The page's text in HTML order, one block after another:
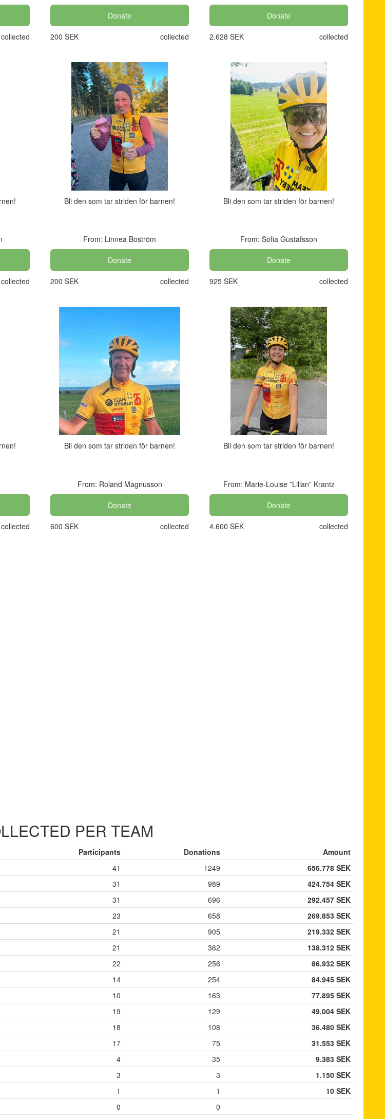
collected
Donate
200 SEK collected
Donate
2.628 SEK collected
collected
Bli den som tar striden för barnen!
From: Linnea Boström
Donate
200 SEK collected
Bli den som tar striden för barnen!
From: Sofia Gustafsson
Donate
925 SEK collected
collected
Bli den som tar striden för barnen!
From: Roland Magnusson
Donate
600 SEK collected
Bli den som tar striden för barnen!
From: Marie-Louise ”Lillan” Krantz
Donate
4.600 SEK collected
PER TEAM
Participants Donations
Amount
41 1249
656.778 SEK
31 989
424.754 SEK
31 696
292.457 SEK
23 658
269.853 SEK
21 905
219.332 SEK
21 362
138.312 SEK
22 256
86.932 SEK
14 254
84.945 SEK
10 163
77.895 SEK
19 129
49.004 SEK
18 108
36.480 SEK
17 75
31.553 SEK
4 35
9.383 SEK
3 3
1.150 SEK
1 1
10 SEK
0
0